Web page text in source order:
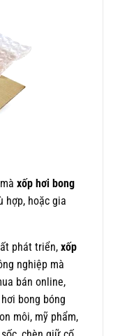
xốp hơi bong
hợp, hoặc gia
phát triển, xốp
nghiệp mà
bán online,
bong bóng
môi, mỹ phẩm,